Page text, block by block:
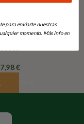
en polvo repelente de
7,98€
Al Carrito
para enviarte nuestras
momento. Más info en